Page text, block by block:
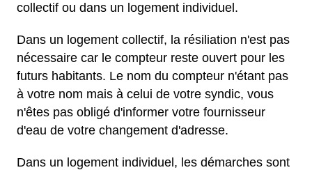
collectif ou dans un logement individuel.
Dans un logement collectif, la résiliation n'est pas
nécessaire car le compteur reste ouvert pour les
futurs habitants. Le nom du compteur n'étant pas
à votre nom mais à celui de votre syndic, vous
n'êtes pas obligé d'informer votre fournisseur
d'eau de votre changement d'adresse.
Dans un logement individuel, les démarches sont